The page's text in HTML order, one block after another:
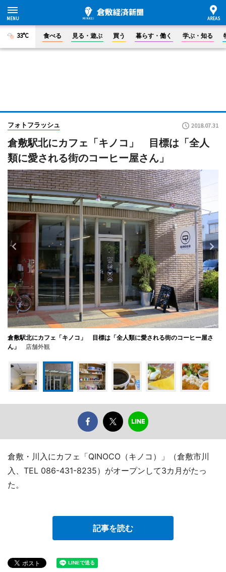
33°C 食べる 見る・遊ぶ 買う 暮らす・働く 学ぶ・知る
フォトフラッシュ 2018.07.31
倉敷駅北にカフェ「キノコ」 目標は「全人
類に愛される街のコーヒー屋さん」
倉敷駅北にカフェ「キノコ」 目標は「全人類に愛される街のコーヒー屋さ
ん」
店舗外観
倉敷・川入にカフェ「QINOCO（キノコ）」（倉敷市川
入、TEL 086-431-8235）がオープンして3カ月がたっ
た。
記事を読む